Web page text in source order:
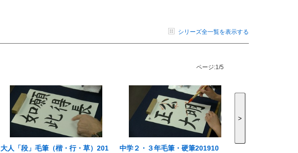
シリーズ全一覧を表示する
ページ:1/5
大人「段」毛筆（楷・行・草）201
中学２・３年毛筆・硬筆201910
>